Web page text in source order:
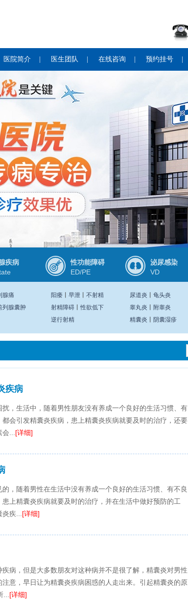
医院简介 医生团队 在线咨询 预约挂号
疾病
性功能障碍
ED/PE
泌尿感染
VD
腺痛
列腺囊肿
阳痿 早泄丨 不射精
射精障碍丨性欲低下
逆行射精
尿道炎
龟头炎
睾丸炎
附睾炎
精囊炎
阴囊湿疹
疾病
，生活中，随着男性朋友没有养成一个良好的生活习惯、有
会引发精囊炎疾病，患上精囊炎疾病就要及时的治疗，还要
... [详细]
，随着男性在生活中没有养成一个良好的生活习惯、有不良
上精囊炎疾病就要及时的治疗，并在生活中做好预防的工
疾... [详细]
病，但是大多数朋友对这种病并不是很了解，精囊炎对男性
意，早日让为精囊炎疾病困惑的人走出来。引起精囊炎的原
[详细]